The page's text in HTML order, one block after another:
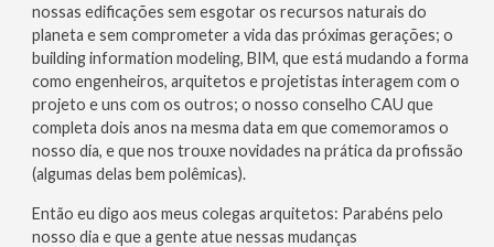
nossas edificações sem esgotar os recursos naturais do
planeta e sem comprometer a vida das próximas gerações; o
building information modeling, BIM, que está mudando a forma
como engenheiros, arquitetos e projetistas interagem com o
projeto e uns com os outros; o nosso conselho CAU que
completa dois anos na mesma data em que comemoramos o
nosso dia, e que nos trouxe novidades na prática da profissão
(algumas delas bem polêmicas).
Então eu digo aos meus colegas arquitetos: Parabéns pelo
nosso dia e que a gente atue nessas mudanças